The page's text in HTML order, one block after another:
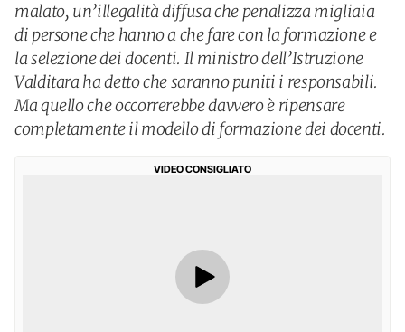
malato, un’illegalità diffusa che penalizza migliaia
di persone che hanno a che fare con la formazione e
la selezione dei docenti. Il ministro dell’Istruzione
Valditara ha detto che saranno puniti i responsabili.
Ma quello che occorrerebbe davvero è ripensare
completamente il modello di formazione dei docenti.
VIDEO CONSIGLIATO